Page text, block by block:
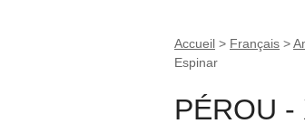
Accueil > Français >
Espinar
PÉROU